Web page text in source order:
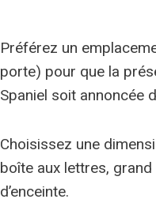
Préférez un
porte) pour que la
Spaniel soit annoncée
Choisissez une
boîte aux lettres,
d’enceinte.